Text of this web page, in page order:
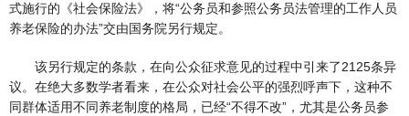
式施行的《社会保险法》，将“公务员和参照公务员法管理的工作人员
养老保险的办法”交由国务院另行规定。
该另行规定的条款，在向公众征求意见的过程中引来了2125条异
议。在绝大多数学者看来，在公众对社会公平的强烈呼声下，这种不
同群体适用不同养老制度的格局，已经“不得不改”，尤其是公务员参